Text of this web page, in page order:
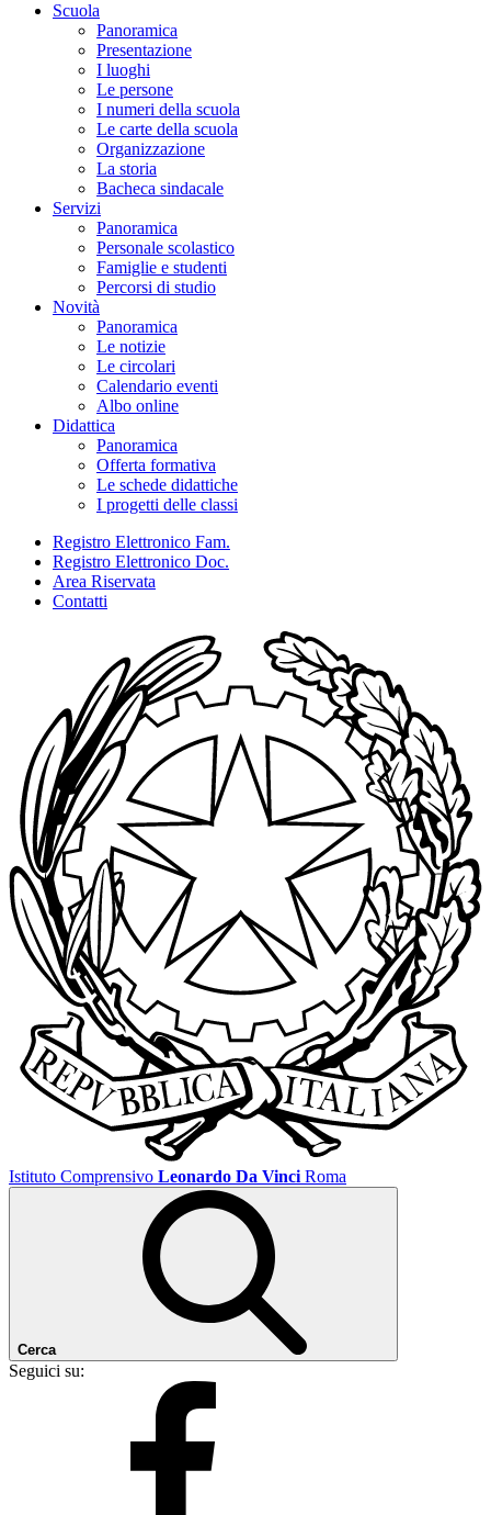
Scuola
Panoramica
Presentazione
I luoghi
Le persone
I numeri della scuola
Le carte della scuola
Organizzazione
La storia
Bacheca sindacale
Servizi
Panoramica
Personale scolastico
Famiglie e studenti
Percorsi di studio
Novità
Panoramica
Le notizie
Le circolari
Calendario eventi
Albo online
Didattica
Panoramica
Offerta formativa
Le schede didattiche
I progetti delle classi
Registro Elettronico Fam.
Registro Elettronico Doc.
Area Riservata
Contatti
Istituto Comprensivo Leonardo Da Vinci Roma
Cerca
Seguici su: